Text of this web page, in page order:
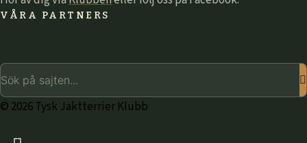
VÅRA PARTNERS
© 2026 Tysk Jaktterrier Klubb